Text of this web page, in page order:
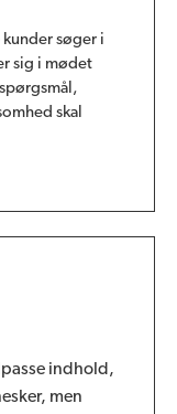
søger i
sig i mødet
skal
indhold,
men